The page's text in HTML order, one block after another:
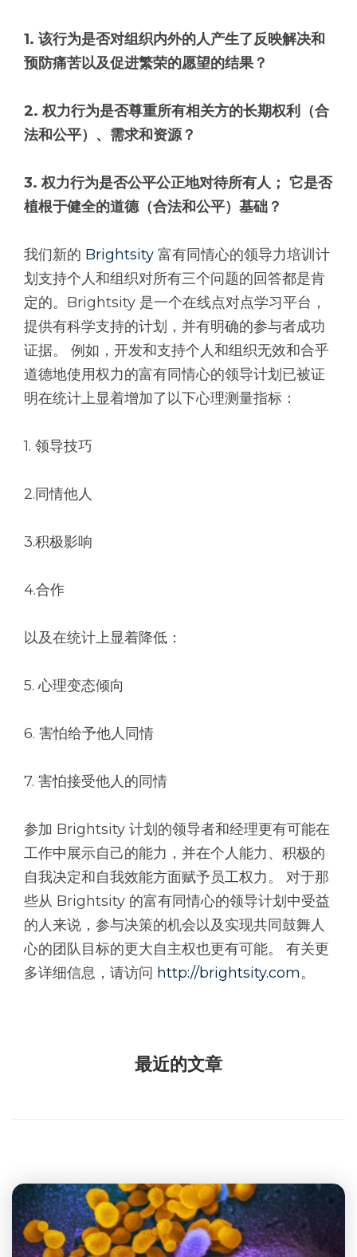
1. 该行为是否对组织内外的人产生了反映解决和
预防痛苦以及促进繁荣的愿望的结果？
2. 权力行为是否尊重所有相关方的长期权利（合
法和公平）、需求和资源？
3. 权力行为是否公平公正地对待所有人； 它是否
植根于健全的道德（合法和公平）基础？
我们新的 Brightsity 富有同情心的领导力培训计
划支持个人和组织对所有三个问题的回答都是肯
定的。Brightsity 是一个在线点对点学习平台，
提供有科学支持的计划，并有明确的参与者成功
证据。 例如，开发和支持个人和组织无效和合乎
道德地使用权力的富有同情心的领导计划已被证
明在统计上显着增加了以下心理测量指标：
1. 领导技巧
2.同情他人
3.积极影响
4.合作
以及在统计上显着降低：
5. 心理变态倾向
6. 害怕给予他人同情
7. 害怕接受他人的同情
参加 Brightsity 计划的领导者和经理更有可能在
工作中展示自己的能力，并在个人能力、积极的
自我决定和自我效能方面赋予员工权力。 对于那
些从 Brightsity 的富有同情心的领导计划中受益
的人来说，参与决策的机会以及实现共同鼓舞人
心的团队目标的更大自主权也更有可能。 有关更
多详细信息，请访问 http://brightsity.com。
最近的文章